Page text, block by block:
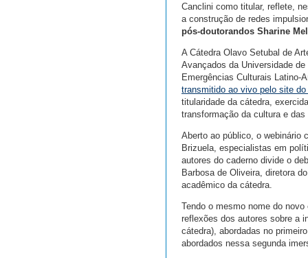
Canclini como titular, reflete,
a construção de redes
pós-doutorandos Sharine
A Cátedra Olavo Setubal de
Avançados da Universidade
Emergências Culturais Latino-
transmitido ao vivo pelo site do
titularidade da cátedra,
transformação da cultura e
Aberto ao público, o webinário
Brizuela, especialistas em
autores do caderno divide o
Barbosa de Oliveira, diretora
acadêmico da cátedra.
Tendo o mesmo nome do
reflexões dos autores sobre a
cátedra), abordadas no
abordados nessa segunda